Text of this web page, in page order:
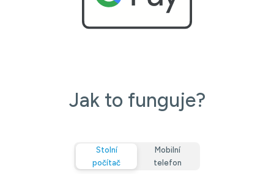
Jak to funguje?
Stolní
počítač
Mobilní
telefon